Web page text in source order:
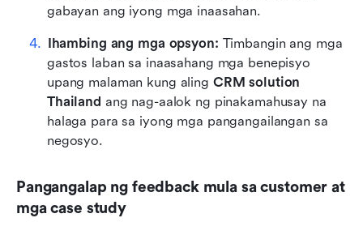
gabayan ang iyong mga inaasahan.
Ihambing ang mga opsyon: Timbangin ang mga
gastos laban sa inaasahang mga benepisyo
upang malaman kung aling CRM solution
Thailand ang nag-aalok ng pinakamahusay na
halaga para sa iyong mga pangangailangan sa
negosyo.
Pangangalap ng feedback mula sa customer at
mga case study